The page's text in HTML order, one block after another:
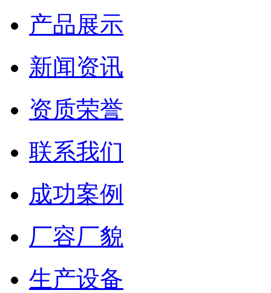
产品展示
新闻资讯
资质荣誉
联系我们
成功案例
厂容厂貌
生产设备